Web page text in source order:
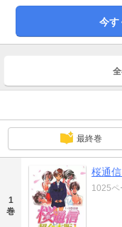
今す
最終巻
1
巻
桜通
1025ペ